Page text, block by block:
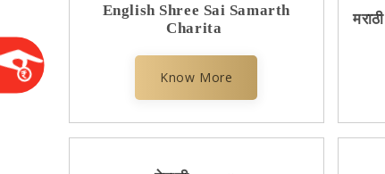
English Shree Sai Samarth
Charita
Know More
मराठी